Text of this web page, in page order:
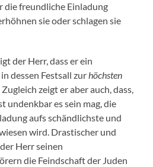
die freundliche Einladung
sie oder schlagen sie
der Herr, dass er ein
dessen Festsall zurhöchsten
zeigt er aber auch, dass,
undenkbar es sein mag, die
aufs schändlichste und
wird. Drastischer und
Herr seinen
die Feindschaft der Juden